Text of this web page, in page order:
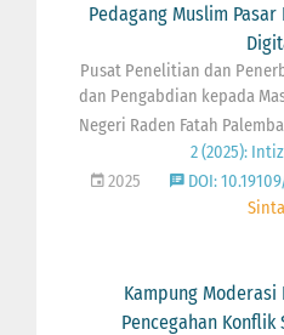
Pedagang Muslim
Pusat Penelitian dan
dan Pengabdian kepada
Negeri Raden Fatah
2 (2025):
2025
DOI:
Kampung Moderasi
Pencegahan